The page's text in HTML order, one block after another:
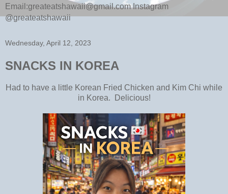
Email:greateatshawaii@gmail.com Instagram
@greateatshawaii
Wednesday, April 12, 2023
SNACKS IN KOREA
Had to have a little Korean Fried Chicken and Kim Chi while
in Korea. Delicious!